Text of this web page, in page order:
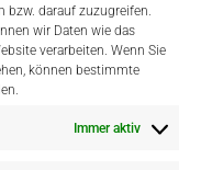
bzw. darauf zuzugreifen.
wir Daten wie das
verarbeiten. Wenn Sie
können bestimmte
Immer aktiv